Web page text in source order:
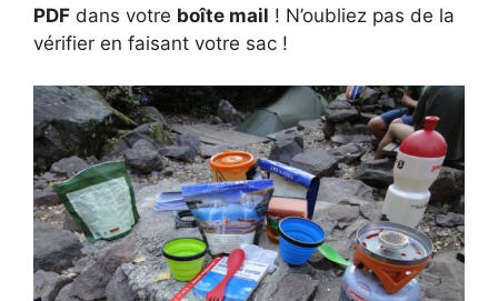
PDF dans votre boîte mail ! N’oubliez pas de la
vérifier en faisant votre sac !